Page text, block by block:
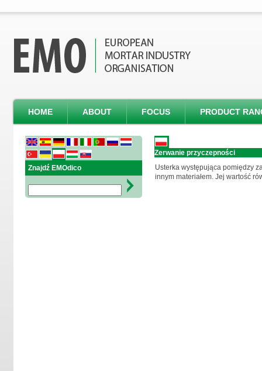
HOME ABOUT FOCUS PRODUCT
Znajdź EMOdico
Zerwanie przyczepności
Usterka występująca pomiędzy
innym materiałem. Jej wartość